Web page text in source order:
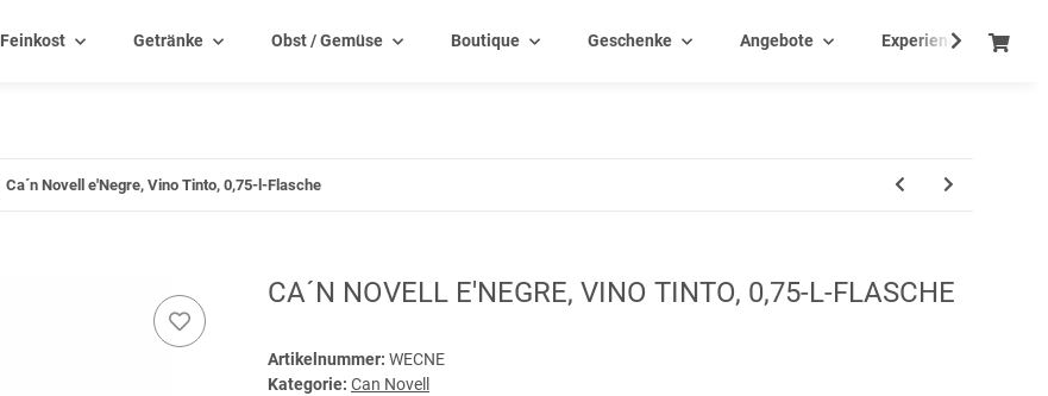
Feinkost Getränke Obst / Gemüse Boutique Geschenke Angebote Experience - Events
Ca´n Novell e'Negre, Vino Tinto, 0,75-l-Flasche
CA´N NOVELL E'NEGRE, VINO TINTO, 0,75-L-FLASCHE
Artikelnummer: WECNE
Kategorie: Can Novell